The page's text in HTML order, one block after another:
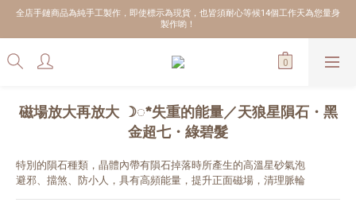
全店手鏈商品為純手工製作，即使標示為現貨，也皆須耐心等候14個工作天為您量身
製作喲！
磁場放大再放大 ☽◌*失重的能量／天狼星隕石・黑
金超七・綠碧髮
特別的隕石種類，晶體內帶有隕石掉落時所產生的高溫星砂氣泡
避邪、擋煞、防小人，具有高頻能量，提升正面磁場，清理脈輪